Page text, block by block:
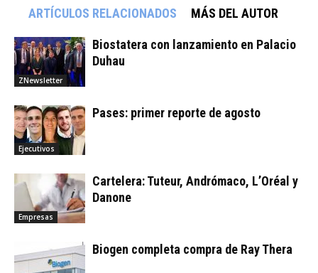
ARTÍCULOS RELACIONADOS MÁS DEL AUTOR
ZNewsletter
Biostatera con lanzamiento en Palacio
Duhau
Ejecutivos
Pases: primer reporte de agosto
Empresas
Cartelera: Tuteur, Andrómaco, L’Oréal y
Danone
Biogen completa compra de Ray Thera